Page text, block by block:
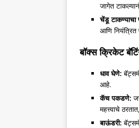
जागेत
चेंडू टाकण्याचा
आणि
बॉक्स क्रिकेट
धाव घेणे:
आहे.
कॅच पकडणे:
महत्त्वाचे
बाऊंडरी: